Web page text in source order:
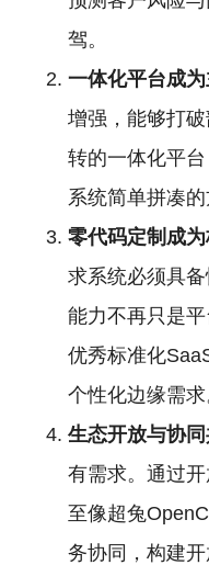
驾。
一体化平台成
增强，能够打
转的一体化平
系统简单拼凑
零代码定制成
求系统必须具
能力不再只是
优秀标准化
个性化边缘需求
生态开放与协
有需求。通过
至像超兔
务协同，构建